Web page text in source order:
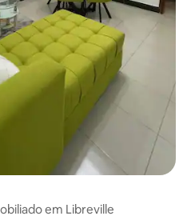
em Libreville